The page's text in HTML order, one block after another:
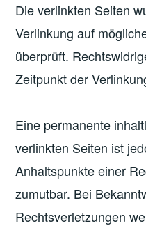
Die verlinkten Seiten
Verlinkung auf
überprüft.
Zeitpunkt der
Eine permanente
verlinkten Seiten ist
Anhaltspunkte einer
zumutbar. Bei
Rechtsverletzungen